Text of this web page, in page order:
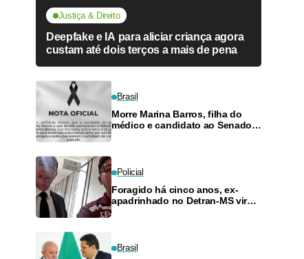
Justiça & Direito
Deepfake e IA para aliciar criança agora
custam até dois terços a mais de pena
Brasil
Morre Marina Barros, filha do
médico e candidato ao Senado
Policial
Foragido há cinco anos, ex-
apadrinhado no Detran-MS vira
Brasil